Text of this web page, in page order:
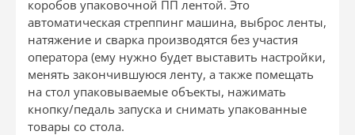
коробов упаковочной ПП лентой. Это
автоматическая стреппинг машина, выброс ленты,
натяжение и сварка производятся без участия
оператора (ему нужно будет выставить настройки,
менять закончившуюся ленту, а также помещать
на стол упаковываемые объекты, нажимать
кнопку/педаль запуска и снимать упакованные
товары со стола.